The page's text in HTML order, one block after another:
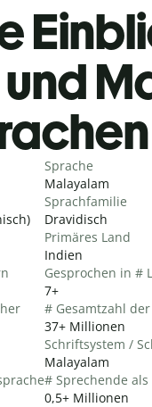
Sprache
Malayalam
Sprachfamilie
Dravidisch
Primäres Land
Indien
Gesprochen in #
7+
# Gesamtzahl
37+ Millionen
Schriftsystem /
Malayalam
# Sprechende
0,5+ Millionen